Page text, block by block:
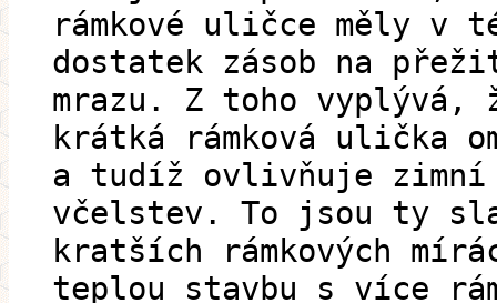
rámkové uličce měly v
dostatek zásob na
mrazu. Z toho
krátká rámková ulička
a tudíž ovlivňuje
včelstev. To jsou ty
kratších rámkových
teplou stavbu s více